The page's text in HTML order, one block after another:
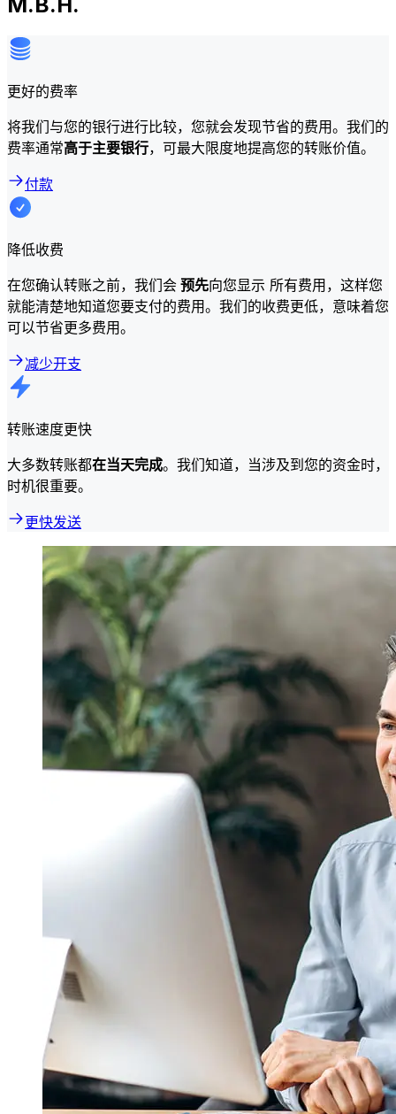
更好的费率
将我们与您的银行进行比较，您就会发现节省的费用。我们的
费率通常高于主要银行，可最大限度地提高您的转账价值。
付款
降低收费
在您确认转账之前，我们会 预先向您显示 所有费用，这样您
就能清楚地知道您要支付的费用。我们的收费更低，意味着您
可以节省更多费用。
减少开支
转账速度更快
大多数转账都在当天完成。我们知道，当涉及到您的资金时，
时机很重要。
更快发送